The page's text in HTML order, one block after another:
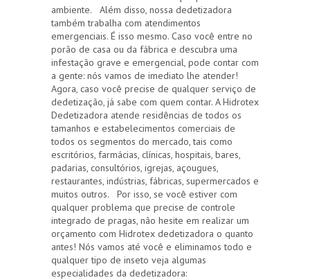
ambiente. Além disso, nossa dedetizadora
também trabalha com atendimentos
emergenciais. É isso mesmo. Caso você entre no
porão de casa ou da fábrica e descubra uma
infestação grave e emergencial, pode contar com
a gente: nós vamos de imediato lhe atender!
Agora, caso você precise de qualquer serviço de
dedetização, já sabe com quem contar. A Hidrotex
Dedetizadora atende residências de todos os
tamanhos e estabelecimentos comerciais de
todos os segmentos do mercado, tais como
escritórios, farmácias, clínicas, hospitais, bares,
padarias, consultórios, igrejas, açougues,
restaurantes, indústrias, fábricas, supermercados e
muitos outros. Por isso, se você estiver com
qualquer problema que precise de controle
integrado de pragas, não hesite em realizar um
orçamento com Hidrotex dedetizadora o quanto
antes! Nós vamos até você e eliminamos todo e
qualquer tipo de inseto veja algumas
especialidades da dedetizadora: